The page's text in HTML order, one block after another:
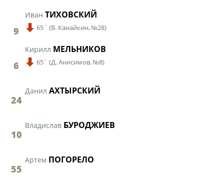
Турнир Объединенного чемпионата по
футболу "Содружество" среди юношей
Календарь и результаты матчей
Статистика
Игроки
О турнире
9
Иван ТИХОВСКИЙ
65` (В. Канайкин, №28)
6
Кирилл МЕЛЬНИКОВ
65` (Д. Анисимов, №8)
24
Данил АХТЫРСКИЙ
10
Владислав БУРОДЖИЕВ
55
Артем ПОГОРЕЛО